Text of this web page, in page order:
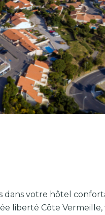
dans votre hôtel
liberté Côte